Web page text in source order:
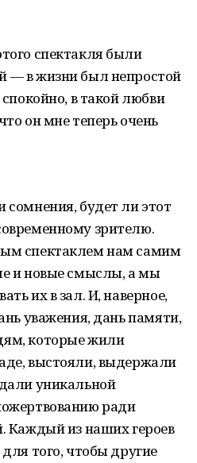
спектакля были
— в жизни был непростой
в такой любви
он мне теперь очень
будет ли этот
зрителю.
спектаклем нам самим
и новые смыслы, а мы
их в зал. И, наверное,
уважения, дань памяти,
которые жили
выстояли, выдержали
уникальной
ради
Каждый из наших героев
того, чтобы другие